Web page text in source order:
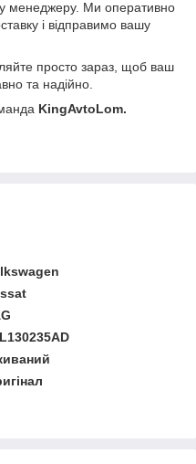
менеджеру. Ми оперативно
і відправимо вашу
просто зараз, щоб ваш
та надійно.
KingAvtoLom.